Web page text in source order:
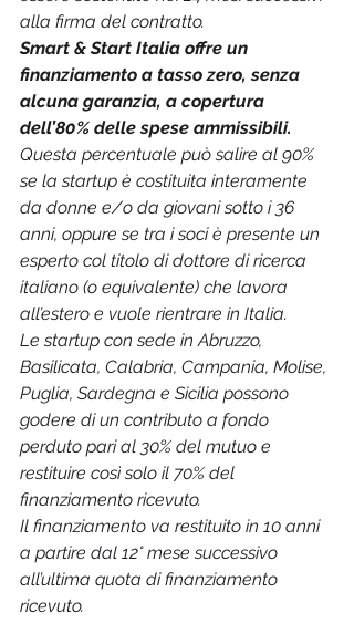
alla firma del contratto.
Smart & Start Italia offre un
finanziamento a tasso zero, senza
alcuna garanzia, a copertura
dell’80% delle spese ammissibili.
Questa percentuale può salire al 90%
se la startup è costituita interamente
da donne e/o da giovani sotto i 36
anni, oppure se tra i soci è presente un
esperto col titolo di dottore di ricerca
italiano (o equivalente) che lavora
all’estero e vuole rientrare in Italia.
Le startup con sede in Abruzzo,
Basilicata, Calabria, Campania, Molise,
Puglia, Sardegna e Sicilia possono
godere di un contributo a fondo
perduto pari al 30% del mutuo e
restituire così solo il 70% del
finanziamento ricevuto.
Il finanziamento va restituito in 10 anni
a partire dal 12° mese successivo
all’ultima quota di finanziamento
ricevuto.